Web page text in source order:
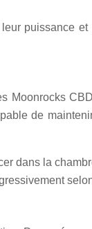
puissance
de
dans la